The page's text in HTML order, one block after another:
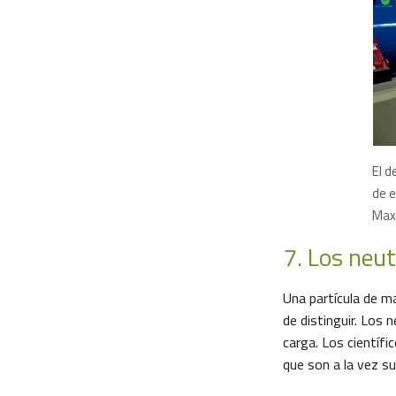
El
de
7. Los
Una partícula de
de distinguir. Los
carga. Los
que son a la vez